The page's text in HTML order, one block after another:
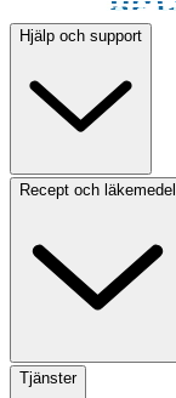
Hjälp och support
Recept och läkemedel
Tjänster